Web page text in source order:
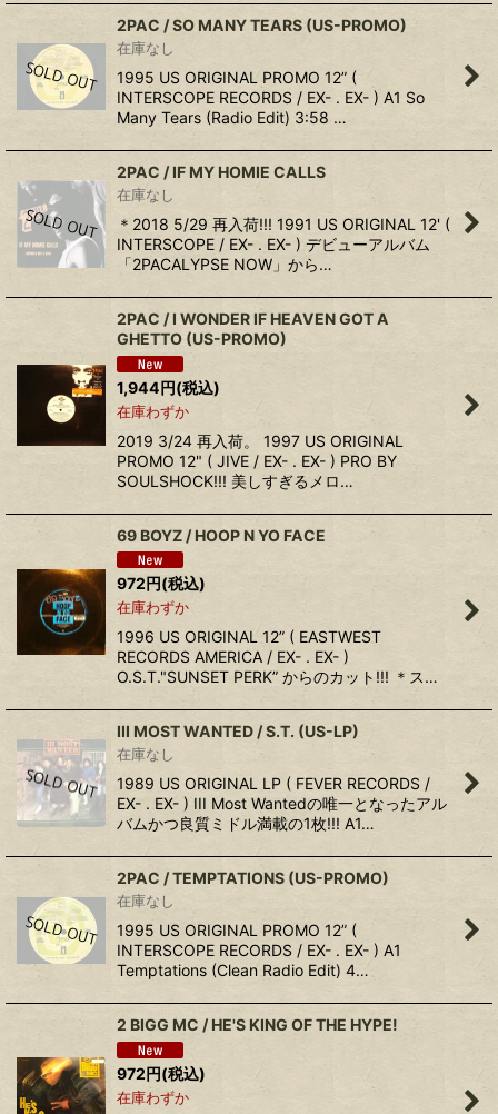
2PAC / SO MANY TEARS (US-PROMO)
在庫なし
1995 US ORIGINAL PROMO 12” (
INTERSCOPE RECORDS / EX- . EX- ) A1 So
Many Tears (Radio Edit) 3:58 …
2PAC / IF MY HOMIE CALLS
在庫なし
＊2018 5/29 再入荷!!! 1991 US ORIGINAL 12' (
INTERSCOPE / EX- . EX- ) デビューアルバム
「2PACALYPSE NOW」から…
2PAC ‎/ I WONDER IF HEAVEN GOT A
GHETTO (US-PROMO)
1,944円(税込)
在庫わずか
2019 3/24 再入荷。 1997 US ORIGINAL
PROMO 12" ( JIVE / EX- . EX- ) PRO BY
SOULSHOCK!!! 美しすぎるメロ…
69 BOYZ / HOOP N YO FACE
972円(税込)
在庫わずか
1996 US ORIGINAL 12” ( EASTWEST
RECORDS AMERICA / EX- . EX- )
O.S.T."SUNSET PERK” からのカット!!! ＊ス…
III MOST WANTED / S.T. (US-LP)
在庫なし
1989 US ORIGINAL LP ( FEVER RECORDS /
EX- . EX- ) III Most Wantedの唯一となったアル
バムかつ良質ミドル満載の1枚!!! A1…
2PAC / TEMPTATIONS (US-PROMO)
在庫なし
1995 US ORIGINAL PROMO 12” (
INTERSCOPE RECORDS / EX- . EX- ) A1
Temptations (Clean Radio Edit) 4…
2 BIGG MC / HE'S KING OF THE HYPE!
972円(税込)
在庫わずか